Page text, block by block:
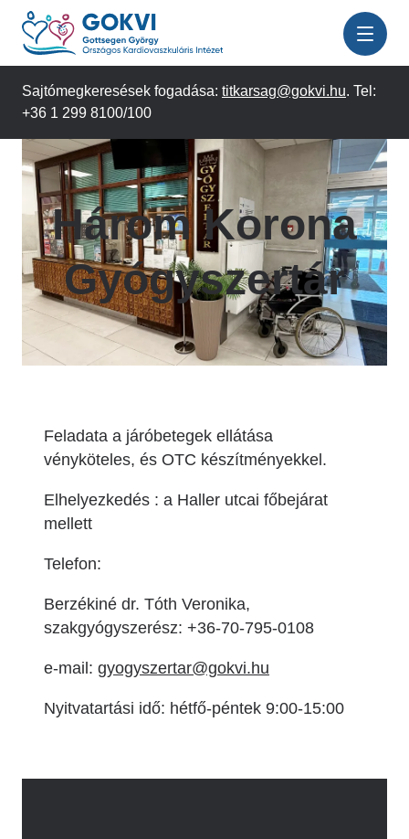
Ugrás
tartalomra
Sajtómegkeresések fogadása: titkarsag@gokvi.hu. Tel:
+36 1 299 8100/100
Három Korona
Gyógyszertár
Feladata a járóbetegek ellátása
vényköteles, és OTC készítményekkel.
Elhelyezkedés : a Haller utcai főbejárat
mellett
Telefon:
Berzékiné dr. Tóth Veronika,
szakgyógyszerész: +36-70-795-0108
e-mail: gyogyszertar@gokvi.hu
Nyitvatartási idő: hétfő-péntek 9:00-15:00